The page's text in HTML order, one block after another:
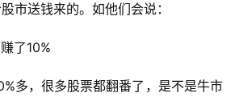
市送钱来的。如他们会说：
了10%
多，很多股票都翻番了，是不是牛市